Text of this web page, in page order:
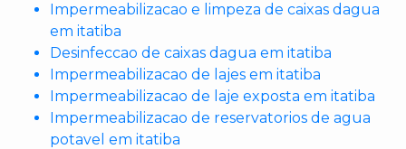
Impermeabilizacao e limpeza de caixas dagua
em itatiba
Desinfeccao de caixas dagua em itatiba
Impermeabilizacao de lajes em itatiba
Impermeabilizacao de laje exposta em itatiba
Impermeabilizacao de reservatorios de agua
potavel em itatiba